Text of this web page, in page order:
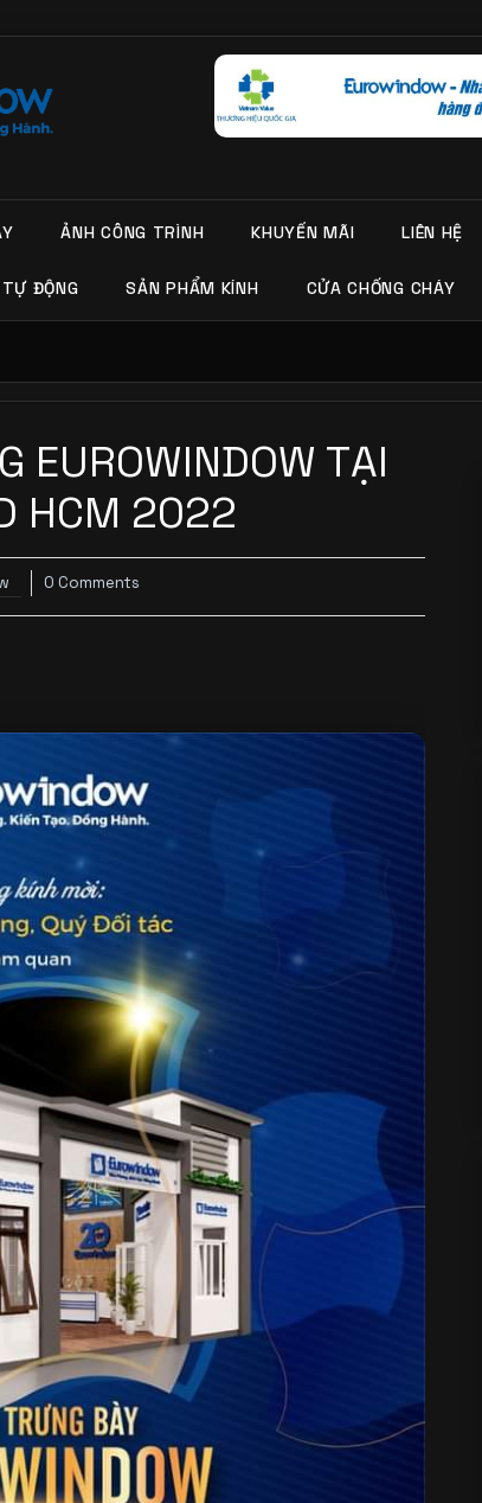
ẢNH CÔNG TRÌNH KHUYẾN MÃI LIÊN HỆ
ĐỘNG SẢN PHẨM KÍNH CỬA CHỐNG CHÁY
EUROWINDOW TẠI
HCM 2022
0 Comments